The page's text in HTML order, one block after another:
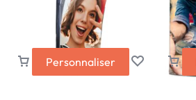
Personnaliser